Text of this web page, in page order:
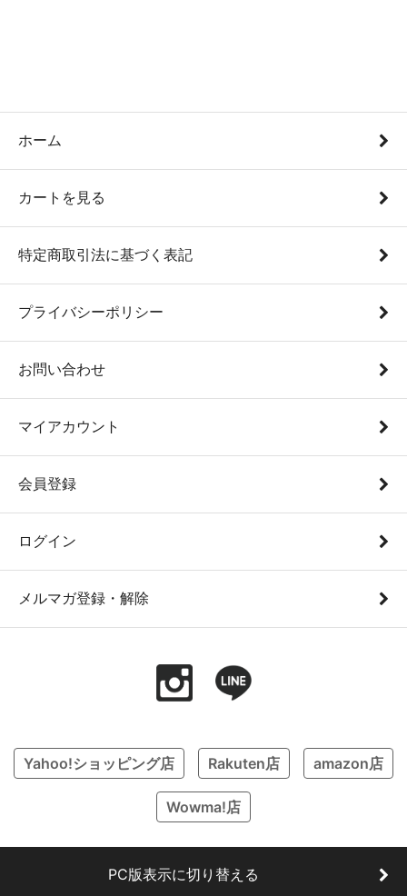
ホーム
カートを見る
特定商取引法に基づく表記
プライバシーポリシー
お問い合わせ
マイアカウント
会員登録
ログイン
メルマガ登録・解除
Yahoo!ショッピング店 Rakuten店 amazon店
Wowma!店
PC版表示に切り替える